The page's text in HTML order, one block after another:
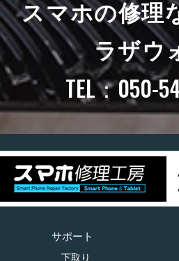
スマホの修理
ラザウ
TEL：050-
サポート
下取り